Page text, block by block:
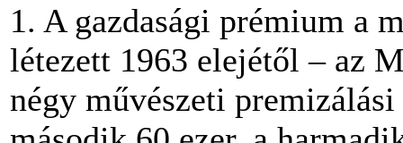
1. A gazdasági prémium a
létezett 1963 elejétől – az
négy művészeti